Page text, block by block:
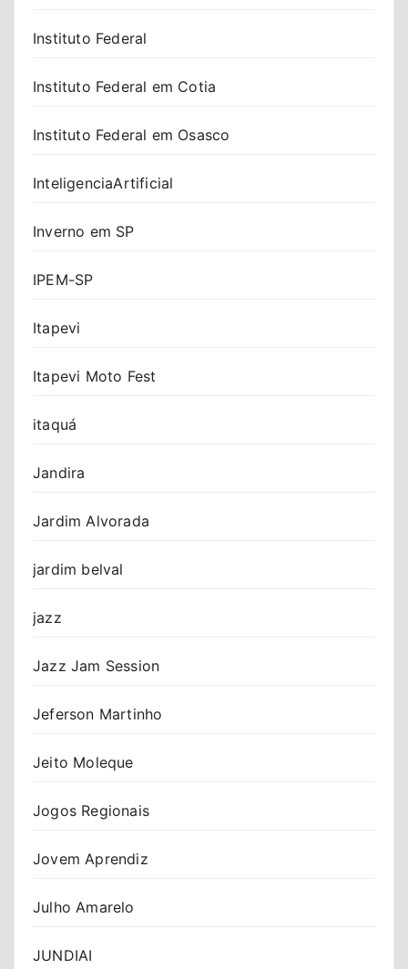
Instituto Federal
Instituto Federal em Cotia
Instituto Federal em Osasco
InteligenciaArtificial
Inverno em SP
IPEM-SP
Itapevi
Itapevi Moto Fest
itaquá
Jandira
Jardim Alvorada
jardim belval
jazz
Jazz Jam Session
Jeferson Martinho
Jeito Moleque
Jogos Regionais
Jovem Aprendiz
Julho Amarelo
JUNDIAI